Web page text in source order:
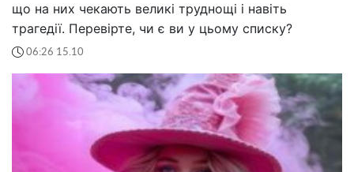
що на них чекають великі труднощі і навіть
трагедії. Перевірте, чи є ви у цьому списку?
06:26 15.10